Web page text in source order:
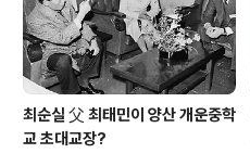
최순실 父 최태민이 양산 개운중학
교 초대교장?